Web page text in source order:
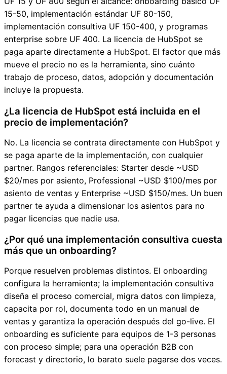
15-50, implementación estándar UF 80-150,
implementación consultiva UF 150-400, y programas
enterprise sobre UF 400. La licencia de HubSpot se
paga aparte directamente a HubSpot. El factor que más
mueve el precio no es la herramienta, sino cuánto
trabajo de proceso, datos, adopción y documentación
incluye la propuesta.
¿La licencia de HubSpot está incluida en el
precio de implementación?
No. La licencia se contrata directamente con HubSpot y
se paga aparte de la implementación, con cualquier
partner. Rangos referenciales: Starter desde ~USD
$20/mes por asiento, Professional ~USD $100/mes por
asiento de ventas y Enterprise ~USD $150/mes. Un buen
partner te ayuda a dimensionar los asientos para no
pagar licencias que nadie usa.
¿Por qué una implementación consultiva cuesta
más que un onboarding?
Porque resuelven problemas distintos. El onboarding
configura la herramienta; la implementación consultiva
diseña el proceso comercial, migra datos con limpieza,
capacita por rol, documenta todo en un manual de
ventas y garantiza la operación después del go-live. El
onboarding es suficiente para equipos de 1-3 personas
con proceso simple; para una operación B2B con
forecast y directorio, lo barato suele pagarse dos veces.